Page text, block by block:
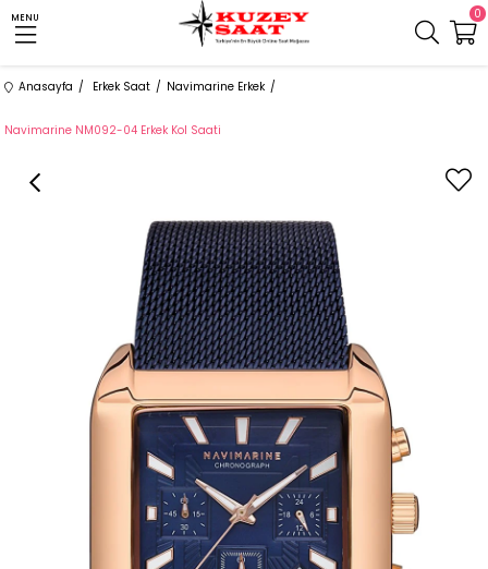
MENU 0
Anasayfa Erkek Saat Navimarine Erkek
Navimarine NM092-04 Erkek Kol Saati